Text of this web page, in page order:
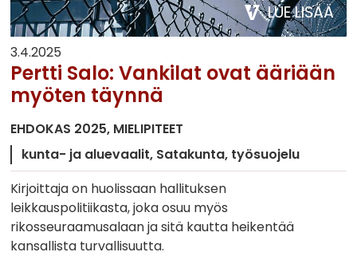
LUE LISÄÄ
3.4.2025
Pertti Salo: Vankilat ovat ääriään
myöten täynnä
EHDOKAS 2025 MIELIPITEET
kunta- ja aluevaalit Satakunta työsuojelu
Kirjoittaja on huolissaan hallituksen
leikkauspolitiikasta, joka osuu myös
rikosseuraamusalaan ja sitä kautta heikentää
kansallista turvallisuutta.